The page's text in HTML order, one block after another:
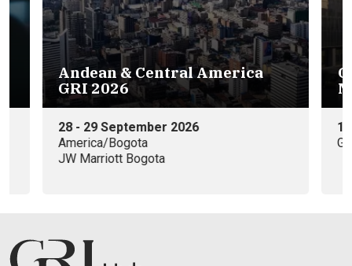
GRI Funding Opportunities
Mexico 2026
15 de Octubre
Galicia Abogados, S.C. - Ciudad de México